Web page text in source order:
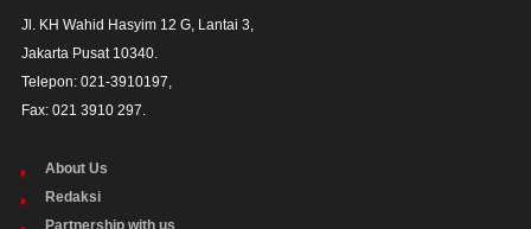
Jl. KH Wahid Hasyim 12 G, Lantai 3,
Jakarta Pusat 10340.
Telepon: 021-3910197,
Fax: 021 3910 297.
About Us
Redaksi